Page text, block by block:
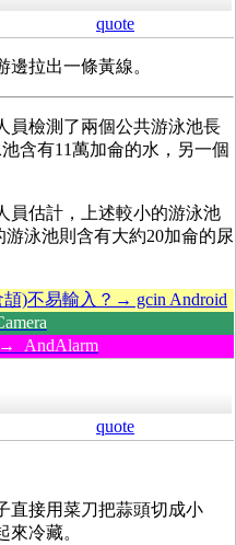
quote
拉出一條黃線。
員檢測了兩個公共游泳池長
含有11萬加侖的水，另一個
員估計，上述較小的游泳池
泳池則含有大約20加侖的尿
)不易輸入？→ gcin Android
AndAlarm
quote
直接用菜刀把蒜頭切成小
冷藏。